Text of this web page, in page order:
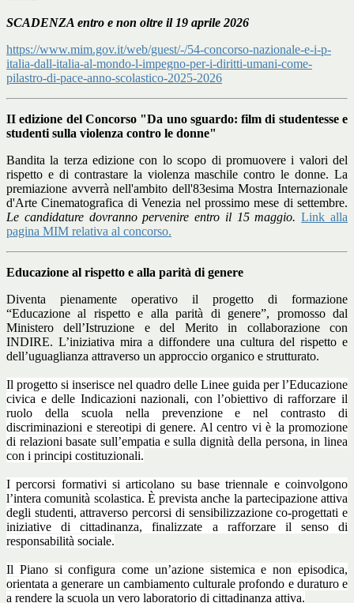
SCADENZA entro e non oltre il 19 aprile 2026
https://www.mim.gov.it/web/guest/-/54-concorso-nazionale-e-i-p-
italia-dall-italia-al-mondo-l-impegno-per-i-diritti-umani-come-
pilastro-di-pace-anno-scolastico-2025-2026
II edizione del Concorso "Da uno sguardo: film di studentesse e
studenti sulla violenza contro le donne"
Bandita la terza edizione con lo scopo di promuovere i valori del
rispetto e di contrastare la violenza maschile contro le donne. La
premiazione avverrà nell'ambito dell'83esima Mostra Internazionale
d'Arte Cinematografica di Venezia nel prossimo mese di settembre.
Le candidature dovranno pervenire entro il 15 maggio. Link alla
pagina MIM relativa al concorso.
Educazione al rispetto e alla parità di genere
Diventa pienamente operativo il progetto di formazione
“Educazione al rispetto e alla parità di genere”, promosso dal
Ministero dell’Istruzione e del Merito in collaborazione con
INDIRE. L’iniziativa mira a diffondere una cultura del rispetto e
dell’uguaglianza attraverso un approccio organico e strutturato.
Il progetto si inserisce nel quadro delle Linee guida per l’Educazione
civica e delle Indicazioni nazionali, con l’obiettivo di rafforzare il
ruolo della scuola nella prevenzione e nel contrasto di
discriminazioni e stereotipi di genere. Al centro vi è la promozione
di relazioni basate sull’empatia e sulla dignità della persona, in linea
con i principi costituzionali.
I percorsi formativi si articolano su base triennale e coinvolgono
l’intera comunità scolastica. È prevista anche la partecipazione attiva
degli studenti, attraverso percorsi di sensibilizzazione co-progettati e
iniziative di cittadinanza, finalizzate a rafforzare il senso di
responsabilità sociale.
Il Piano si configura come un’azione sistemica e non episodica,
orientata a generare un cambiamento culturale profondo e duraturo e
a rendere la scuola un vero laboratorio di cittadinanza attiva.